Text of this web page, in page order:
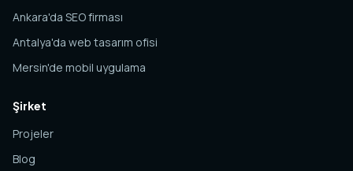
Ankara'da SEO firması
Antalya'da web tasarım ofisi
Mersin'de mobil uygulama
Şirket
Projeler
Blog